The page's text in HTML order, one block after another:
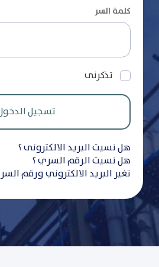
كلمة السر
تذكرنى
هل نسيت البريد الالكترونى ؟
هل نسيت الرقم السري ؟
تغير البريد الالكتروني ورقم السر